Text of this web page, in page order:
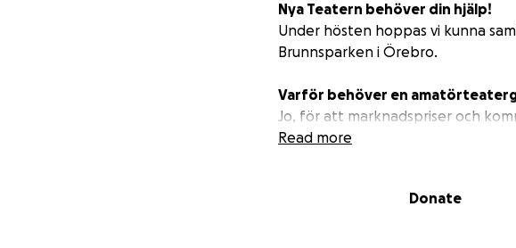
Nya Teatern behöver din hjälp!
Under hösten hoppas vi kunna
Brunnsparken i Örebro.
Varför behöver en
Jo, för att marknadspriser och
finns kvar och i nya lokaler som vi
Read more
Donate